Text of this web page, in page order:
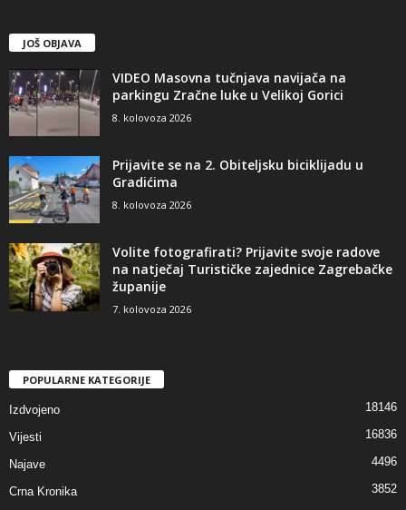
JOŠ OBJAVA
VIDEO Masovna tučnjava navijača na
parkingu Zračne luke u Velikoj Gorici
8. kolovoza 2026
Prijavite se na 2. Obiteljsku biciklijadu u
Gradićima
8. kolovoza 2026
Volite fotografirati? Prijavite svoje radove
na natječaj Turističke zajednice Zagrebačke
županije
7. kolovoza 2026
POPULARNE KATEGORIJE
Izdvojeno 18146
Vijesti 16836
Najave 4496
Crna Kronika
3852